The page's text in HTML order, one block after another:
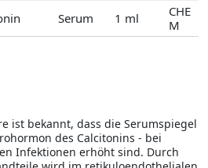
Serum 1 ml
CHE
M
ist bekannt, dass die Serumspiegel
des Calcito­nins - bei
Infektionen erhöht sind. Durch